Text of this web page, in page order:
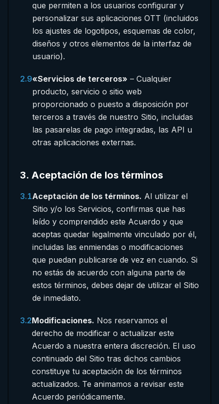
que permiten a los usuarios configurar y
personalizar sus aplicaciones OTT (incluidos
los ajustes de logotipos, esquemas de color,
diseños y otros elementos de la interfaz de
usuario).
2.9«Servicios de terceros» – Cualquier
producto, servicio o sitio web
proporcionado o puesto a disposición por
terceros a través de nuestro Sitio, incluidas
las pasarelas de pago integradas, las API u
otras aplicaciones externas.
3. Aceptación de los términos
3.1Aceptación de los términos. Al utilizar el
Sitio y/o los Servicios, confirmas que has
leído y comprendido este Acuerdo y que
aceptas quedar legalmente vinculado por él,
incluidas las enmiendas o modificaciones
que puedan publicarse de vez en cuando. Si
no estás de acuerdo con alguna parte de
estos términos, debes dejar de utilizar el Sitio
de inmediato.
3.2Modificaciones. Nos reservamos el
derecho de modificar o actualizar este
Acuerdo a nuestra entera discreción. El uso
continuado del Sitio tras dichos cambios
constituye tu aceptación de los términos
actualizados. Te animamos a revisar este
Acuerdo periódicamente.